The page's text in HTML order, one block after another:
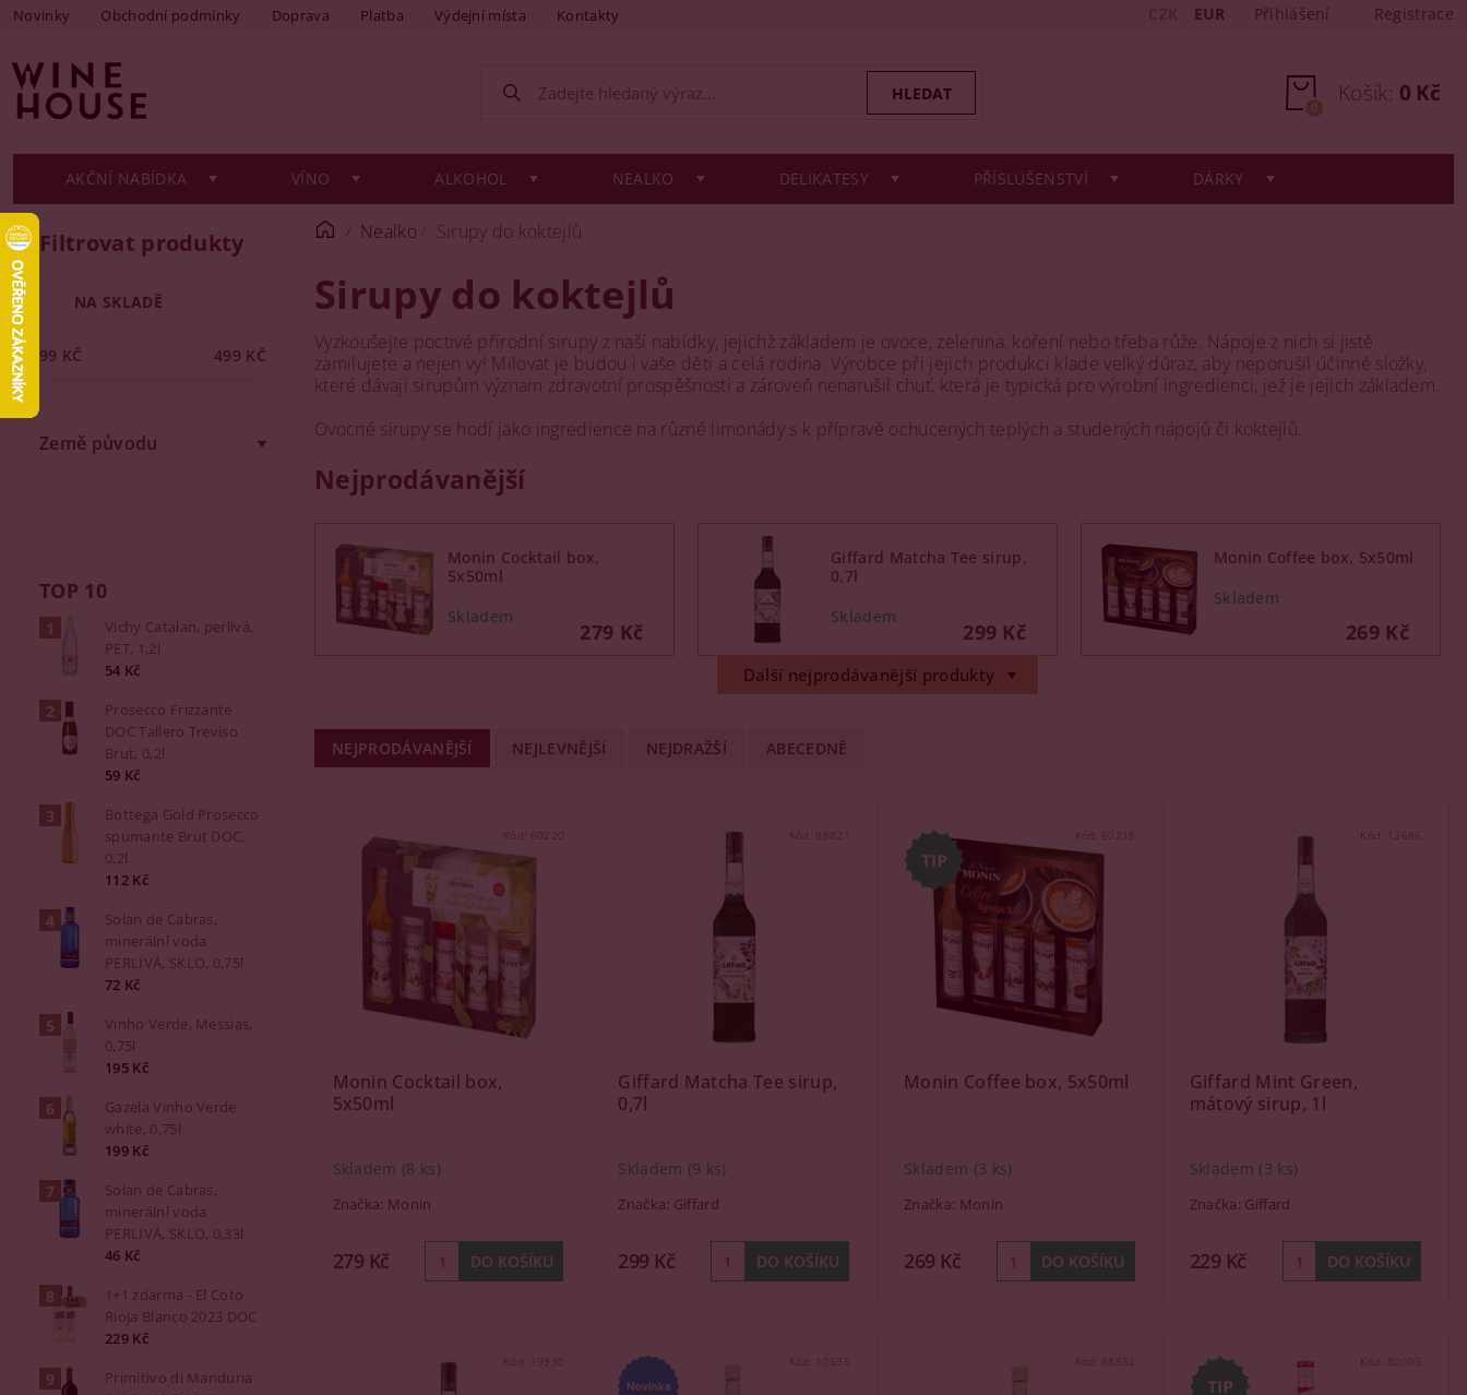
Novinky Obchodní podmínky Doprava Platba Výdejní místa Kontakty EUR Přihlášení Registrace
Košík: 0 Kč
0
AKČNÍ NABÍDKA VÍNO ALKOHOL NEALKO DELIKATESY PŘÍSLUŠENSTVÍ DÁRKY
Filtrovat produkty
NA SKLADĚ
99 KČ 499 KČ
Země původu
TOP 10
Vichy Catalan, perlivá,
PET, 1,2l
54 Kč
Prosecco Frizzante
DOC Tallero Treviso
Brut, 0,2l
59 Kč
Bottega Gold Prosecco
spumante Brut DOC,
0,2l
112 Kč
Solan de Cabras,
minerální voda
PERLIVÁ, SKLO, 0,75l
72 Kč
Vinho Verde, Messias,
0,75l
195 Kč
Gazela Vinho Verde
white, 0,75l
199 Kč
Solan de Cabras,
minerální voda
PERLIVÁ, SKLO, 0,33l
46 Kč
1+1 zdarma - El Coto
Rioja Blanco 2023 DOC
229 Kč
Primitivo di Manduria
Nealko Sirupy do koktejlů
Sirupy do koktejlů
Vyzkoušejte poctivé přírodní sirupy z naší nabídky, jejichž základem je ovoce, zelenina, koření nebo třeba růže. Nápoje z nich si jistě
zamilujete a nejen vy! Milovat je budou i vaše děti a celá rodina. Výrobce při jejich produkci klade velký důraz, aby neporušil účinné složky,
které dávají sirupům význam zdravotní prospěšnosti a zároveň nenarušil chuť, která je typická pro výrobní ingredienci, jež je jejich základem.
Ovocné sirupy se hodí jako ingredience na různé limonády s k přípravě ochucených teplých a studených nápojů či koktejlů.
Nejprodávanější
Monin Cocktail box,
5x50ml
279 Kč
Giffard Matcha Tee sirup,
0,7l
299 Kč
Monin Coffee box, 5x50ml
269 Kč
Další nejprodávanější produkty
NEJPRODÁVANĚJŠÍ NEJLEVNĚJŠÍ NEJDRAŽŠÍ ABECEDNĚ
Kód: 60220
Monin Cocktail box,
5x50ml
Skladem (8 ks)
Značka: Monin
279 Kč
Kód: 88821
Giffard Matcha Tee sirup,
0,7l
Skladem (9 ks)
Značka: Giffard
299 Kč
Kód: 60218
Monin Coffee box, 5x50ml
Skladem (3 ks)
Značka: Monin
269 Kč
Kód: 12686
Giffard Mint Green,
mátový sirup, 1l
Skladem (3 ks)
Značka: Giffard
229 Kč
Kód: Kód: 10595 Kód: 88852 Kód: